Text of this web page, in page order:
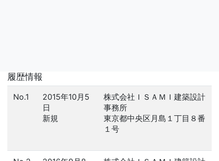
履歴情報
No.1
2015年10月5
日
新規
株式会社ＩＳＡＭＩ建築設計
事務所
東京都中央区月島１丁目８番
１号